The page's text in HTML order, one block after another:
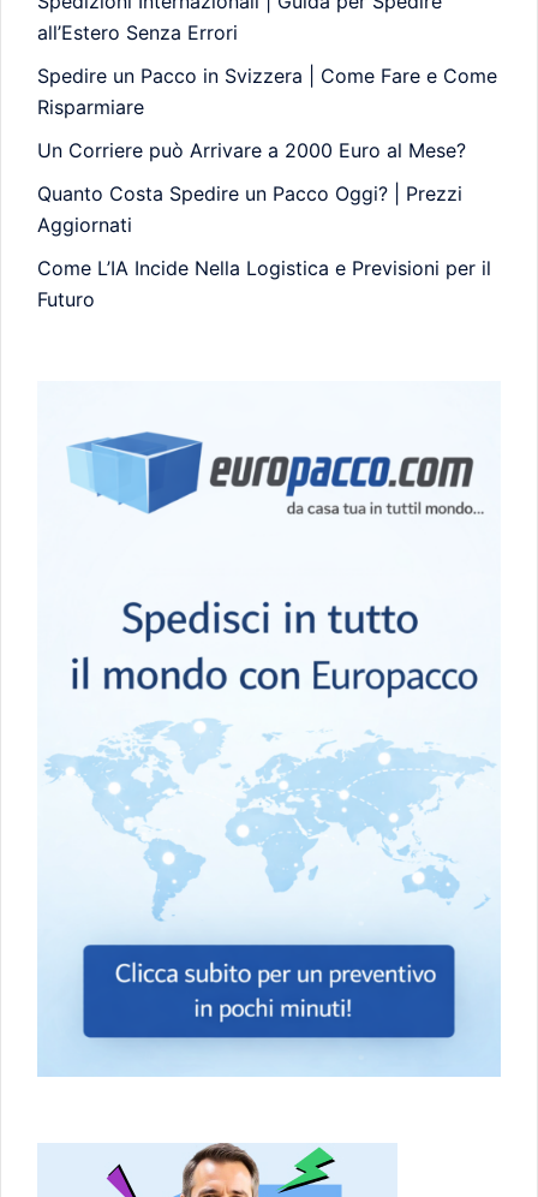
all’Estero Senza Errori
Spedire un Pacco in Svizzera | Come Fare e Come
Risparmiare
Un Corriere può Arrivare a 2000 Euro al Mese?
Quanto Costa Spedire un Pacco Oggi? | Prezzi
Aggiornati
Come L’IA Incide Nella Logistica e Previsioni per il
Futuro